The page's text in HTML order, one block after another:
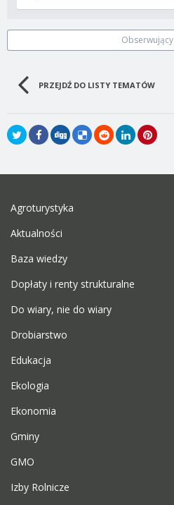
Obserwujący
PRZEJDŹ DO LISTY TEMATÓW
Agroturystyka
Aktualności
Baza wiedzy
Dopłaty i renty strukturalne
Do wiary, nie do wiary
Drobiarstwo
Edukacja
Ekologia
Ekonomia
Gminy
GMO
Izby Rolnicze